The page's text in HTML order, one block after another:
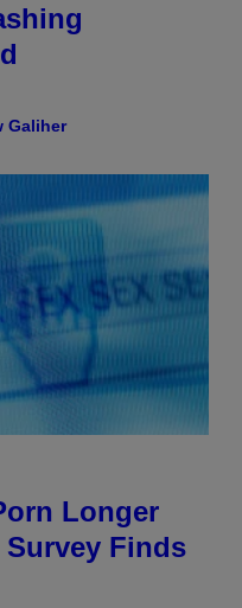
Galiher
Longer
Finds